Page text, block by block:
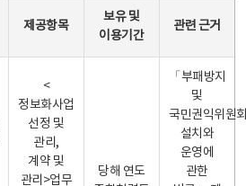
제공항목
보유 및
이용기간
관련 근거
<
정보화사업
선정 및
관리,
계약 및
관리>업무
당해 연도
「부패방지
및
국민권익위원
설치와
운영에
관한